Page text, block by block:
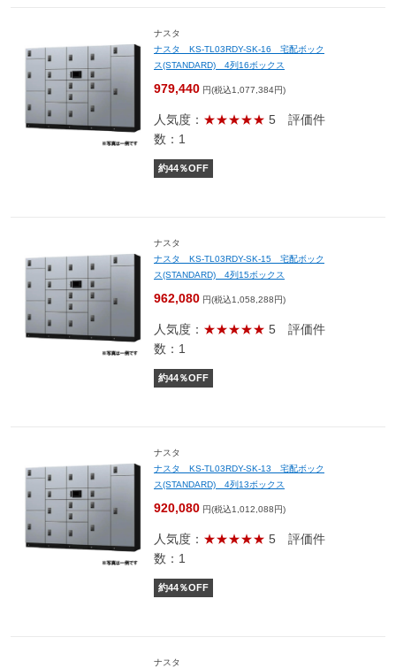
ナスタ
ナスタ KS-TL03RDY-SK-16 宅配ボック
ス(STANDARD) 4列16ボックス
979,440 円(税込1,077,384円)
人気度： ★★★★★ 5 評価件
数：1
約44％OFF
ナスタ
ナスタ KS-TL03RDY-SK-15 宅配ボック
ス(STANDARD) 4列15ボックス
962,080 円(税込1,058,288円)
人気度： ★★★★★ 5 評価件
数：1
約44％OFF
ナスタ
ナスタ KS-TL03RDY-SK-13 宅配ボック
ス(STANDARD) 4列13ボックス
920,080 円(税込1,012,088円)
人気度： ★★★★★ 5 評価件
数：1
約44％OFF
ナスタ